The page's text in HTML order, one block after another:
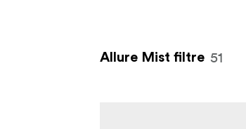
Allure Mist filtre 51